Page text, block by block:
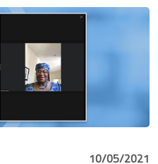
10/05/2021